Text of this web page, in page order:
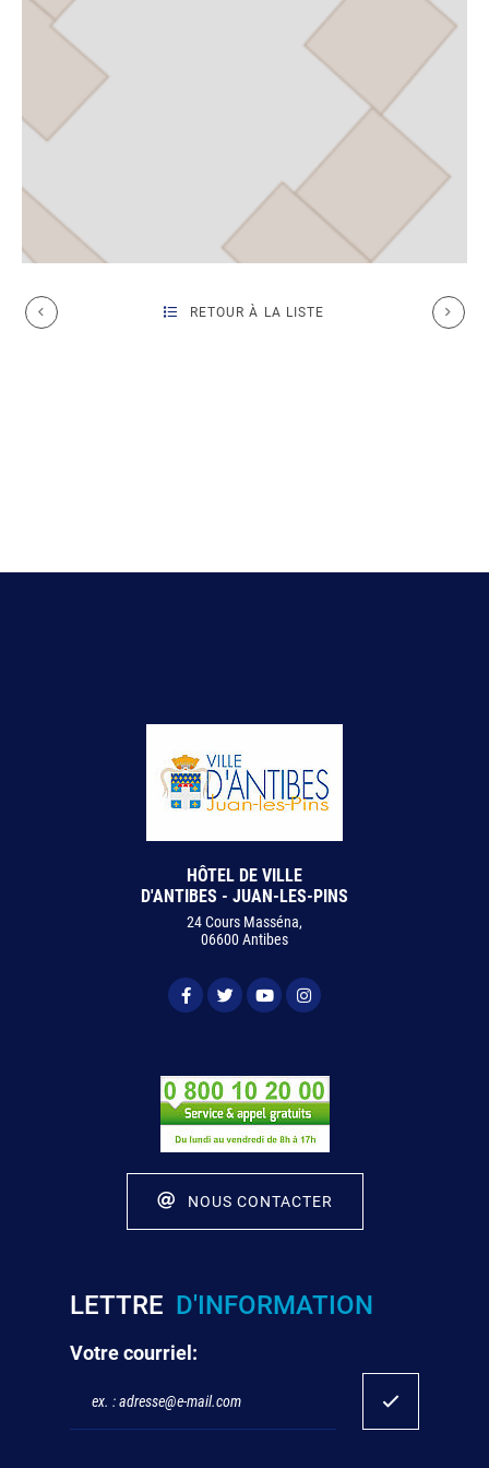
RETOUR À LA LISTE
HÔTEL DE VILLE
D'ANTIBES - JUAN-LES-PINS
24 Cours Masséna,
06600 Antibes
NOUS CONTACTER
LETTRE D'INFORMATION
Votre courriel: